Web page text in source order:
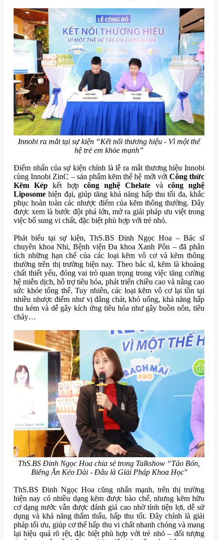
Innobi ra mắt tại sự kiện “Kết nối thương hiệu - Vì một thế
hệ trẻ em khỏe mạnh”
Điểm nhấn của sự kiện chính là lễ ra mắt thương hiệu Innobi
cùng Innobi ZinC – sản phẩm kẽm thế hệ mới với Công thức
Kẽm Kép kết hợp công nghệ Chelate và công nghệ
Liposome hiện đại, giúp tăng khả năng hấp thu tối đa, khắc
phục hoàn toàn các nhược điểm của kẽm thông thường. Đây
được xem là bước đột phá lớn, mở ra giải pháp ưu việt trong
việc bổ sung vi chất, đặc biệt phù hợp với trẻ nhỏ.
Phát biểu tại sự kiện, ThS.BS Đinh Ngọc Hoa – Bác sĩ
chuyên khoa Nhi, Bệnh viện Đa khoa Xanh Pôn – đã phân
tích những hạn chế của các loại kẽm vô cơ và kẽm thông
thường trên thị trường hiện nay. Theo bác sĩ, kẽm là khoáng
chất thiết yếu, đóng vai trò quan trọng trong việc tăng cường
hệ miễn dịch, hỗ trợ tiêu hóa, phát triển chiều cao và nâng cao
sức khỏe tổng thể. Tuy nhiên, các loại kẽm vô cơ lại tồn tại
nhiều nhược điểm như vị đắng chát, khó uống, khả năng hấp
thu kém và dễ gây kích ứng tiêu hóa như gây buồn nôn, tiêu
chảy…
ThS.BS Đinh Ngọc Hoa chia sẻ trong Talkshow “Táo Bón,
Biếng Ăn Kéo Dài - Đâu là Giải Pháp Khoa Học"
ThS.BS Đinh Ngọc Hoa cũng nhấn mạnh, trên thị trường
hiện nay có nhiều dạng kẽm được bào chế, nhưng kẽm hữu
cơ dạng nước vẫn được đánh giá cao nhờ tính tiện lợi, dễ sử
dụng và khả năng thẩm thấu, hấp thu tốt. Đây chính là giải
pháp tối ưu, giúp cơ thể hấp thu vi chất nhanh chóng và mang
lại hiệu quả rõ rệt, đặc biệt phù hợp với trẻ nhỏ – đối tượng